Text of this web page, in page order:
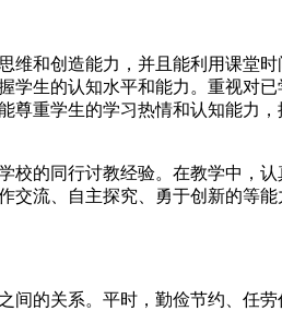
维和创造能力，并且能利用课堂
生的认知水平和能力。重视对已
尊重学生的学习热情和认知能力
校的同行讨教经验。在教学中，
交流、自主探究、勇于创新的等
间的关系。平时，勤俭节约、任